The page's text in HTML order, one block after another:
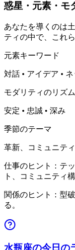
惑星・元素・モ
あなたを導くのは
ティの中で、これ
元素キーワード
対話 • アイデア •
モダリティのリズム
安定 • 忠誠 • 深み
季節のテーマ
革新、コミュニテ
仕事のヒント：テ
ト、コミュニティ構
関係のヒント：型
る。